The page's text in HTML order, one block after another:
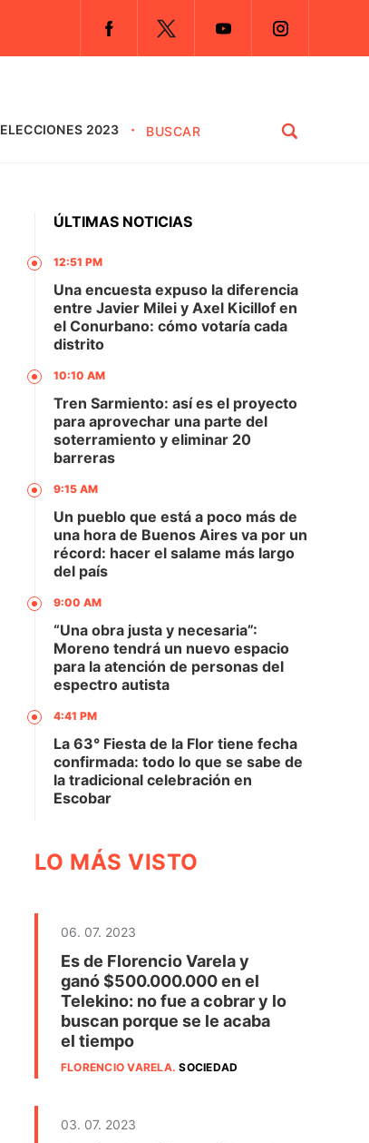
ELECCIONES 2023
ÚLTIMAS NOTICIAS
12:51 PM
Una encuesta expuso la diferencia
entre Javier Milei y Axel Kicillof en
el Conurbano: cómo votaría cada
distrito
10:10 AM
Tren Sarmiento: así es el proyecto
para aprovechar una parte del
soterramiento y eliminar 20
barreras
9:15 AM
Un pueblo que está a poco más de
una hora de Buenos Aires va por un
récord: hacer el salame más largo
del país
9:00 AM
“Una obra justa y necesaria”:
Moreno tendrá un nuevo espacio
para la atención de personas del
espectro autista
4:41 PM
La 63° Fiesta de la Flor tiene fecha
confirmada: todo lo que se sabe de
la tradicional celebración en
Escobar
LO MÁS VISTO
06. 07. 2023
Es de Florencio Varela y
ganó $500.000.000 en el
Telekino: no fue a cobrar y lo
buscan porque se le acaba
el tiempo
FLORENCIO VARELA.SOCIEDAD
03. 07. 2023